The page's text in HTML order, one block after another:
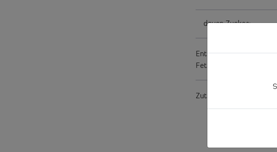
davon Zucker:
Enthält geringfügige
Fettsäuren, Eiweiß und
Zutatenliste: